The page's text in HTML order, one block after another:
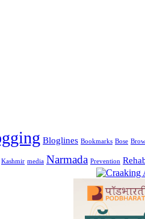
Bloglines Bookmarks Bose
Kashmir media Narmada Prevention